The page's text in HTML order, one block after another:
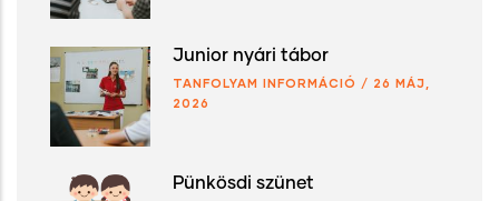
Junior nyári tábor
TANFOLYAM INFORMÁCIÓ / 26 MÁJ,
2026
Pünkösdi szünet